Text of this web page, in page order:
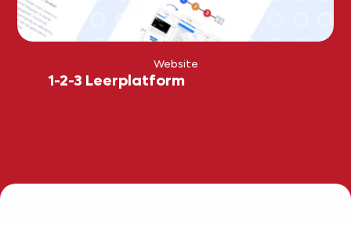
Website
1-2-3 Leerplatform